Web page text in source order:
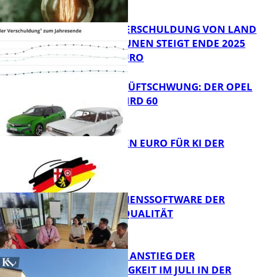
FB News
Bildung
FB News
PRO-KOPF-VERSCHULDUNG VON LAND
UND KOMMUNEN STEIGT ENDE 2025
AUF 9.600 EURO
IKONE MIT HÜFTSCHWUNG: DER OPEL
REKORD C WIRD 60
Bildung
20 MILLIONEN EURO FÜR KI DER
ZUKUNFT
UNTERNEHMENSSOFTWARE DER
HÖCHSTEN QUALITÄT
SAISONALER ANSTIEG DER
ARBEITSLOSIGKEIT IM JULI IN DER